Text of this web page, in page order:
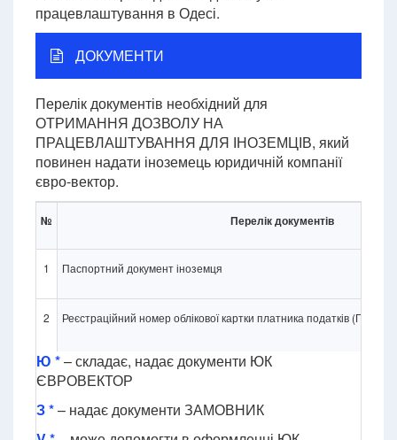
працевлаштування в Одесі.
ДОКУМЕНТИ
Перелік документів необхідний для
ОТРИМАННЯ ДОЗВОЛУ НА
ПРАЦЕВЛАШТУВАННЯ ДЛЯ ІНОЗЕМЦІВ, який
повинен надати іноземець юридичній компанії
євро-вектор.
№ Перелік документів
1 Паспортний документ іноземця
2 Реєстраційний номер облікової картки платника податків
Ю *– складає, надає документи ЮК
ЄВРОВЕКТОР
З *– надає документи ЗАМОВНИК